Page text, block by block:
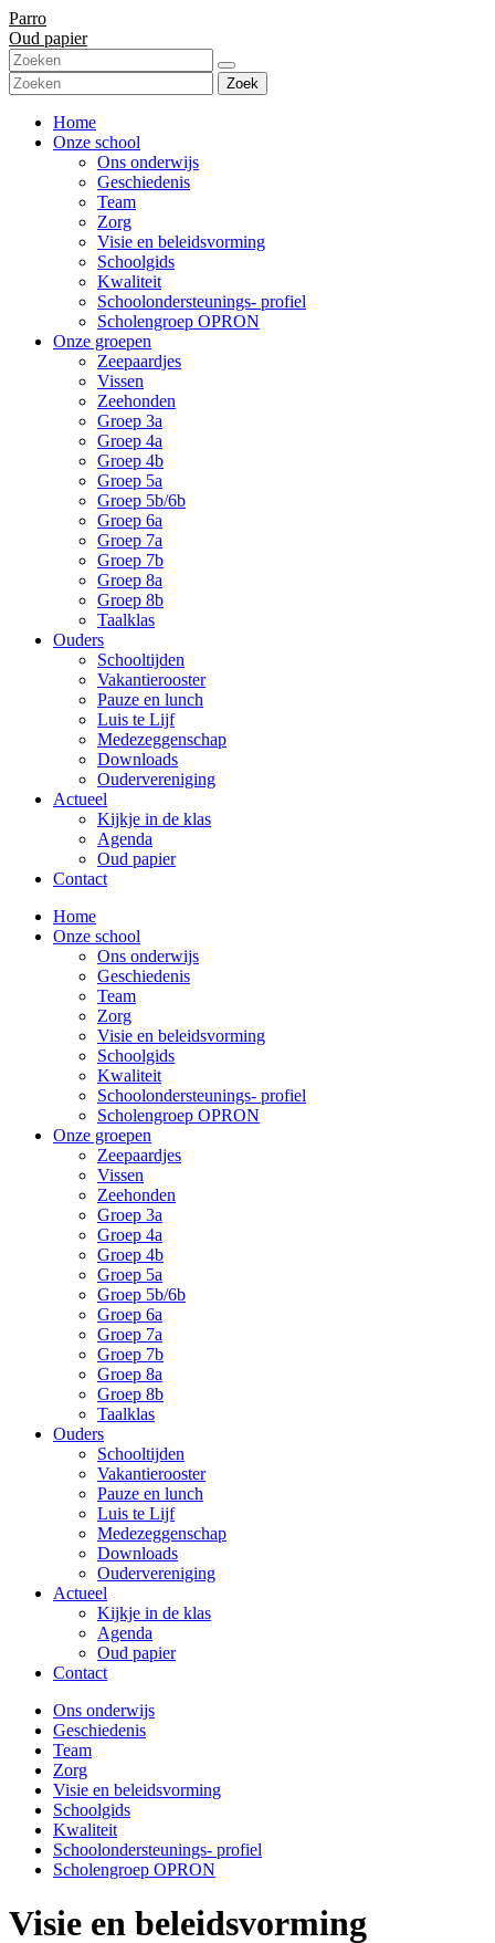
Parro
Oud papier
Zoek
Home
Onze school
Ons onderwijs
Geschiedenis
Team
Zorg
Visie en beleidsvorming
Schoolgids
Kwaliteit
Schoolondersteunings- profiel
Scholengroep OPRON
Onze groepen
Zeepaardjes
Vissen
Zeehonden
Groep 3a
Groep 4a
Groep 4b
Groep 5a
Groep 5b/6b
Groep 6a
Groep 7a
Groep 7b
Groep 8a
Groep 8b
Taalklas
Ouders
Schooltijden
Vakantierooster
Pauze en lunch
Luis te Lijf
Medezeggenschap
Downloads
Oudervereniging
Actueel
Kijkje in de klas
Agenda
Oud papier
Contact
Home
Onze school
Ons onderwijs
Geschiedenis
Team
Zorg
Visie en beleidsvorming
Schoolgids
Kwaliteit
Schoolondersteunings- profiel
Scholengroep OPRON
Onze groepen
Zeepaardjes
Vissen
Zeehonden
Groep 3a
Groep 4a
Groep 4b
Groep 5a
Groep 5b/6b
Groep 6a
Groep 7a
Groep 7b
Groep 8a
Groep 8b
Taalklas
Ouders
Schooltijden
Vakantierooster
Pauze en lunch
Luis te Lijf
Medezeggenschap
Downloads
Oudervereniging
Actueel
Kijkje in de klas
Agenda
Oud papier
Contact
Ons onderwijs
Geschiedenis
Team
Zorg
Visie en beleidsvorming
Schoolgids
Kwaliteit
Schoolondersteunings- profiel
Scholengroep OPRON
Visie en beleidsvorming